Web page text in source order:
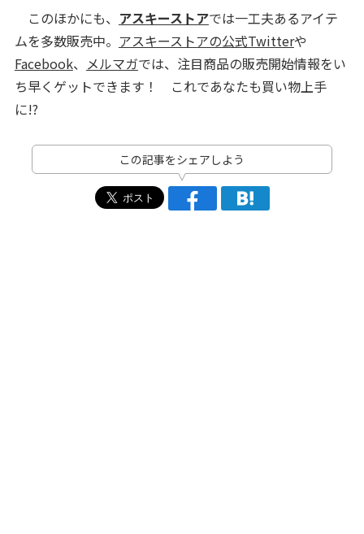
このほかにも、 アスキーストアでは一工夫あるアイテ
ムを多数販売中。 アスキーストアの公式Twitterや
Facebook、 メルマガでは、注目商品の販売開始情報をい
ち早くゲットできます！ これであなたも買い物上手
に!?
この記事をシェアしよう